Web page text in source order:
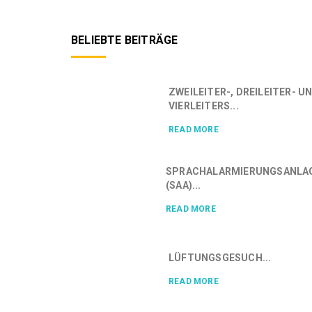
BELIEBTE BEITRÄGE
ZWEILEITER-, DREILEITER-
VIERLEITERS...
READ MORE
(SAA)...
READ MORE
LÜFTUNGSGESUCH...
READ MORE